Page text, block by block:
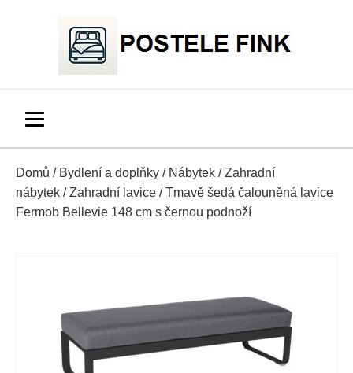
Domů / Bydlení a doplňky / Nábytek /Zahradní
nábytek /Zahradní lavice / Tmavě šedá čalouněná lavice
Fermob Bellevie 148 cm s černou podnoží